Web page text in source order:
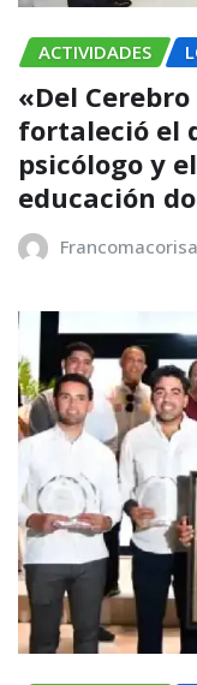
ACTIVIDADES
«Del
fortaleció el
psicólogo y
educación